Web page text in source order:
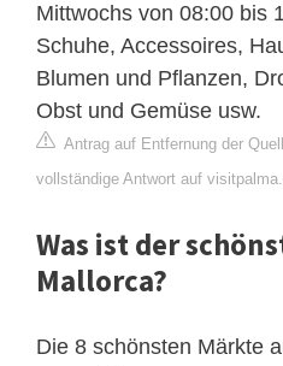
Mittwochs von 08:00 bis
Schuhe, Accessoires,
Blumen und Pflanzen,
Obst und Gemüse usw.
Antrag auf Entfernung der
vollständige Antwort auf
Was ist der
Mallorca?
Die 8 schönsten Märkte